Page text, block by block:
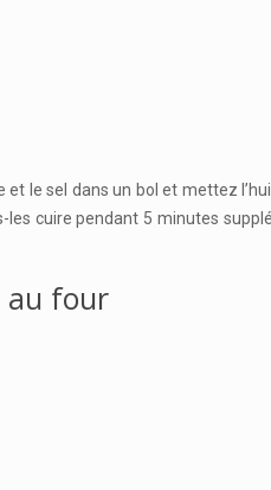
le sel dans un bol et mettez
cuire pendant 5 minutes
au four